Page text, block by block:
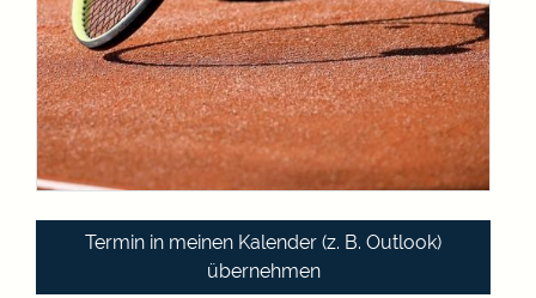
Termin in meinen Kalender (z. B. Outlook)
übernehmen